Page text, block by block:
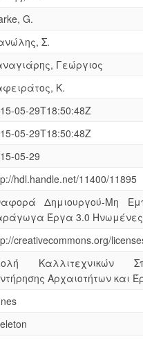
G.
Σ.
Γεώργιος
Κ.
05-29T18:50:48Z
05-29T18:50:48Z
05-29
hdl.handle.net/11400/11895
Δημιουργού-Μη
Έργα 3.0 Ηνωμένες
creativecommons.org/
Καλλιτεχνικών
Αρχαιοτήτων και